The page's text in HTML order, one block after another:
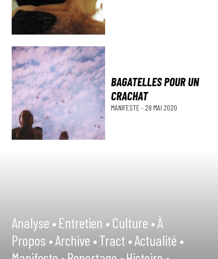
BAGATELLES POUR UN
CRACHAT
MANIFESTE - 28 MAI 2020
Analyse •Entretien •Culture •À
Propos •Archive •Tract •Actualité •